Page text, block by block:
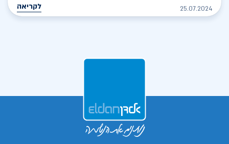
25.07.2024 לקריאה